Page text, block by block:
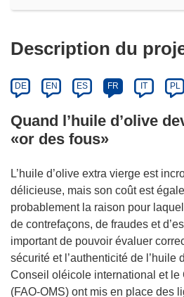
Description du
DE EN ES FR IT PL
Quand l’huile d’olive
«or des fous»
L’huile d’olive extra vierge est
délicieuse, mais son coût est
probablement la raison pour
de contrefaçons, de fraudes et
important de pouvoir évaluer
sécurité et l’authenticité de l’huile
Conseil oléicole international et le
(FAO-OMS) ont mis en place des